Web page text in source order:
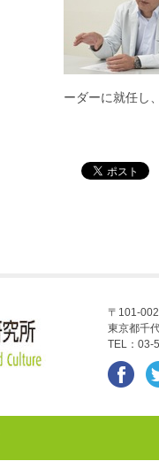
ーダーに就任し
〒101-
東京都千
TEL：